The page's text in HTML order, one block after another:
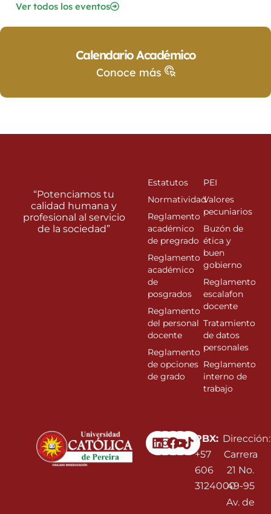
Ver todos los eventos
Calendario Académico
Conoce más
Linkedin
Instagram
Facebook
Youtube
PBX:
+57
606
3124000
Dirección:
Carrera
21 No.
49-95
Av. de
“Potenciamos tu
calidad humana y
profesional al servicio
de la sociedad”
Estatutos
Normatividad
Reglamento
académico
de pregrado
Reglamento
académico
de
posgrados
Reglamento
del personal
docente
Reglamento
de opciones
de grado
PEI
Valores
pecuniarios
Buzón de
ética y
buen
gobierno
Reglamento
escalafon
docente
Tratamiento
de datos
personales
Reglamento
interno de
trabajo